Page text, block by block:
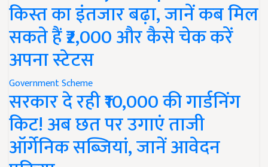
किस्त का इंतजार बढ़ा, जानें कब मिल
सकते हैं ₹2,000 और कैसे चेक करें
अपना स्टेटस
Government Scheme
सरकार दे रही ₹10,000 की गार्डनिंग
किट! अब छत पर उगाएं ताजी
ऑर्गेनिक सब्जियां, जानें आवेदन